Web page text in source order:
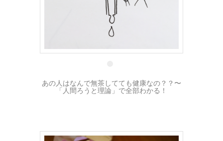
あの人はなんで無茶してても健康なの？？〜
「人間ろうと理論」で全部わかる！